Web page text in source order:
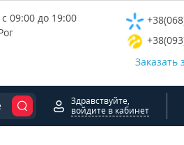
09:00 до 19:00
Заказать
Здравствуйте,
войдите в кабинет